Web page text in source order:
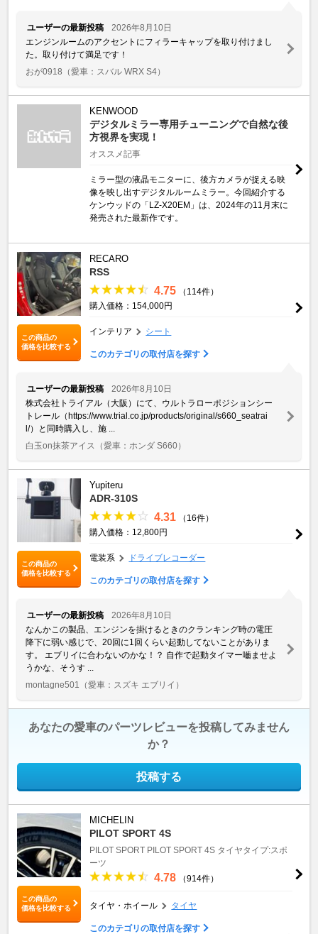
ユーザーの最新投稿
2026年8月10日
エンジンルームのアクセントにフィラーキャップを取り付けまし
た。取り付けて満足です！
おが0918 （愛車：スバル WRX S4）
KENWOOD
デジタルミラー専用チューニングで自然な後
方視界を実現！
オススメ記事
ミラー型の液晶モニターに、後方カメラが捉える映
像を映し出すデジタルルームミラー。今回紹介する
ケンウッドの「LZ-X20EM」は、2024年の11月末に
発売された最新作です。
この商品の
価格を比較する
RECARO
RSS
4.75
（114件）
購入価格：154,000円
インテリア シート
このカテゴリの取付店を探す
ユーザーの最新投稿
2026年8月10日
株式会社トライアル（大阪）にて、ウルトラローポジションシー
トレール（https://www.trial.co.jp/products/original/s660_seatrai
l/）と同時購入し、施 ...
白玉on抹茶アイス
（愛車：ホンダ S660）
この商品の
価格を比較する
Yupiteru
ADR-310S
4.31
（16件）
購入価格：12,800円
電装系 ドライブレコーダー
このカテゴリの取付店を探す
ユーザーの最新投稿
2026年8月10日
なんかこの製品、エンジンを掛けるときのクランキング時の電圧
降下に弱い感じで、20回に1回くらい起動してないことがありま
す。 エブリイに合わないのかな！？ 自作で起動タイマー嚙ませよ
うかな、そうす ...
montagne501
（愛車：スズキ エブリイ）
あなたの愛車のパーツレビューを投稿してみません
か？
投稿する
この商品の
価格を比較する
MICHELIN
PILOT SPORT 4S
PILOT SPORT PILOT SPORT 4S タイヤタイプ:スポ
ーツ
4.78 （914件）
タイヤ・ホイール タイヤ
このカテゴリの取付店を探す